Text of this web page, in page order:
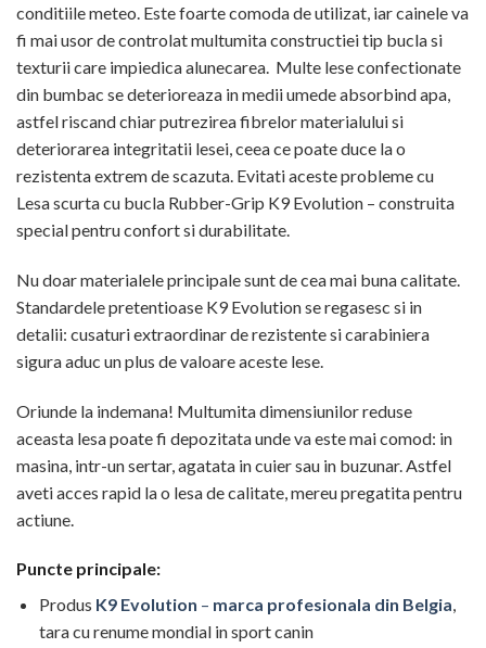
conditiile meteo. Este foarte comoda de utilizat, iar cainele va
fi mai usor de controlat multumita constructiei tip bucla si
texturii care impiedica alunecarea. Multe lese confectionate
din bumbac se deterioreaza in medii umede absorbind apa,
astfel riscand chiar putrezirea fibrelor materialului si
deteriorarea integritatii lesei, ceea ce poate duce la o
rezistenta extrem de scazuta. Evitati aceste probleme cu
Lesa scurta cu bucla Rubber-Grip K9 Evolution – construita
special pentru confort si durabilitate.
Nu doar materialele principale sunt de cea mai buna calitate.
Standardele pretentioase K9 Evolution se regasesc si in
detalii: cusaturi extraordinar de rezistente si carabiniera
sigura aduc un plus de valoare aceste lese.
Oriunde la indemana! Multumita dimensiunilor reduse
aceasta lesa poate fi depozitata unde va este mai comod: in
masina, intr-un sertar, agatata in cuier sau in buzunar. Astfel
aveti acces rapid la o lesa de calitate, mereu pregatita pentru
actiune.
Puncte principale:
Produs K9 Evolution – marca profesionala din Belgia,
tara cu renume mondial in sport canin